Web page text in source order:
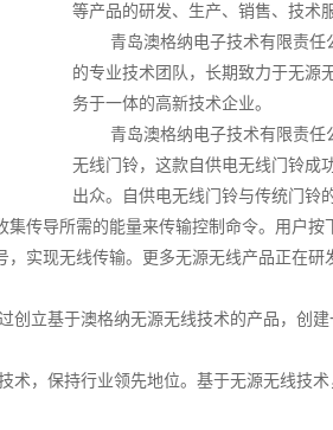
等产品的研发、生产、销售、技术
青岛澳格纳电子技术有限责
的专业技术团队，长期致力于无源
务于一体的高新技术企业。
青岛澳格纳电子技术有限责
无线门铃，这款自供电无线门铃成
出众。自供电无线门铃与传统门铃
集传导所需的能量来传输控制命令。用户
，实现无线传输。更多无源无线产品正在研
创立基于澳格纳无源无线技术的产品，创
术，保持行业领先地位。基于无源无线技